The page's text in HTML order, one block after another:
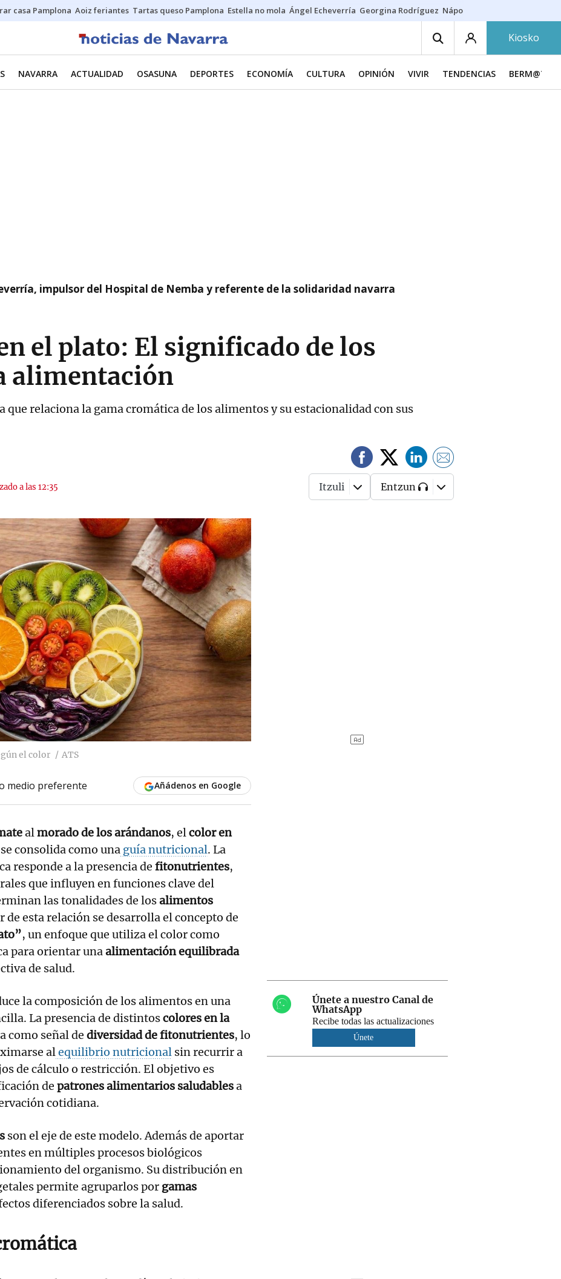
casa Pamplona Aoiz feriantes Tartas queso Pamplona Estella no mola Ángel Echeverría Georgina Rodríguez Nápoles - Osasuna
Kiosko
NAVARRA ACTUALIDAD OSASUNA DEPORTES ECONOMÍA CULTURA OPINIÓN VIVIR TENDENCIAS BERM@TU
impulsor del Hospital de Nemba y referente de la solidaridad navarra
el plato: El significado de los
alimentación
que relaciona la gama cromática de los alimentos y su estacionalidad con sus
a las 12:35 Itzuli Entzun
el color ATS
medio preferente Añádenos en Google
almorado de los arándanos, elcolor en
se consolida como una guía nutricional. La
responde a la presencia de fitonutrientes,
que influyen en funciones clave del
las tonalidades de losalimentos
de esta relación se desarrolla el concepto de
, un enfoque que utiliza el color como
para orientar unaalimentación equilibrada
de salud.
la composición de los alimentos en una
La presencia de distintoscolores en la
como señal de diversidad de fitonutrientes, lo
alequilibrio nutricional sin recurrir a
de cálculo o restricción. El objetivo es
de patrones alimentarios saludablesa
cotidiana.
son el eje de este modelo. Además de aportar
en múltiples procesos biológicos
del organismo. Su distribución en
permite agruparlos por gamas
diferenciados sobre la salud.
Únete a nuestro Canal de
WhatsApp
Recibe todas las actualizaciones
Únete